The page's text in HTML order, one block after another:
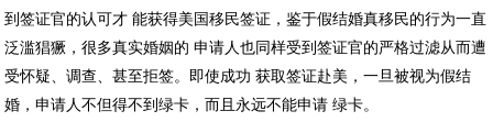
到签证官的认可才 能获得美国移民签证，鉴于假结婚真移民的行为一直
泛滥猖獗，很多真实婚姻的 申请人也同样受到签证官的严格过滤从而遭
受怀疑、调查、甚至拒签。即使成功 获取签证赴美，一旦被视为假结
婚，申请人不但得不到绿卡，而且永远不能申请 绿卡。